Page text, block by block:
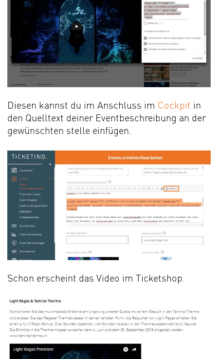
Diesen kannst du im Anschluss im Cockpit in
den Quelltext deiner Eventbeschreibung an der
gewünschten stelle einfügen.
Schon erscheint das Video im Ticketshop.